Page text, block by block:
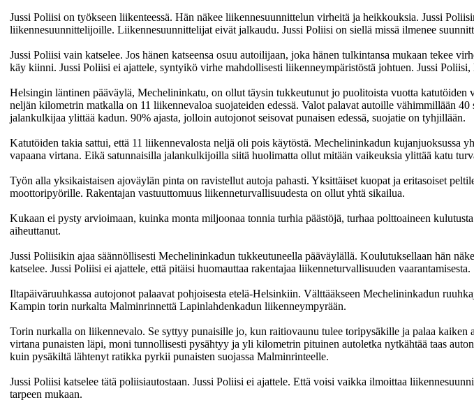
Jussi Poliisi on työkseen liikenteessä. Hän näkee liikennesuunnittelun virheitä ja heikkouksia. Jussi
liikennesuunnittelijoille. Liikennesuunnittelijat eivät jalkaudu. Jussi Poliisi on siellä missä ilmenee
Jussi Poliisi vain katselee. Jos hänen katseensa osuu autoilijaan, joka hänen tulkintansa mukaan tekee
käy kiinni. Jussi Poliisi ei ajattele, syntyikö virhe mahdollisesti liikenneympäristöstä johtuen. Jussi
Helsingin läntinen pääväylä, Mechelininkatu, on ollut täysin tukkeutunut jo puolitoista vuotta katutöiden
neljän kilometrin matkalla on 11 liikennevaloa suojateiden edessä. Valot palavat autoille vähimmillään
jalankulkijaa ylittää kadun. 90% ajasta, jolloin autojonot seisovat punaisen edessä, suojatie on tyhjillään.
Katutöiden takia sattui, että 11 liikennevalosta neljä oli pois käytöstä. Mechelininkadun kujanjuoksussa
vapaana virtana. Eikä satunnaisilla jalankulkijoilla siitä huolimatta ollut mitään vaikeuksia ylittää katu
Työn alla yksikaistaisen ajoväylän pinta on ravistellut autoja pahasti. Yksittäiset kuopat ja eritasoiset
moottoripyörille. Rakentajan vastuuttomuus liikenneturvallisuudesta on ollut yhtä sikailua.
Kukaan ei pysty arvioimaan, kuinka monta miljoonaa tonnia turhia päästöjä, turhaa polttoaineen
aiheuttanut.
Jussi Poliisikin ajaa säännöllisesti Mechelininkadun tukkeutuneella pääväylällä. Koulutuksellaan hän
katselee. Jussi Poliisi ei ajattele, että pitäisi huomauttaa rakentajaa liikenneturvallisuuden vaarantamisesta.
Iltapäiväruuhkassa autojonot palaavat pohjoisesta etelä-Helsinkiin. Välttääkseen Mechelininkadun
Kampin torin nurkalta Malminrinnettä Lapinlahdenkadun liikenneympyrään.
Torin nurkalla on liikennevalo. Se syttyy punaisille jo, kun raitiovaunu tulee toripysäkille ja palaa kaiken
virtana punaisten läpi, moni tunnollisesti pysähtyy ja yli kilometrin pituinen autoletka nytkähtää taas
kuin pysäkiltä lähtenyt ratikka pyrkii punaisten suojassa Malminrinteelle.
Jussi Poliisi katselee tätä poliisiautostaan. Jussi Poliisi ei ajattele. Että voisi vaikka ilmoittaa
tarpeen mukaan.